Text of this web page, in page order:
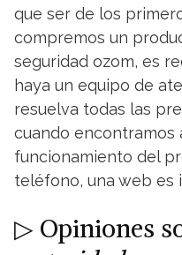
que ser de los
compremos un
seguridad ozom, es
haya un equipo de
resuelva todas las
cuando encontramos
funcionamiento del
teléfono, una web es
▷ Opiniones